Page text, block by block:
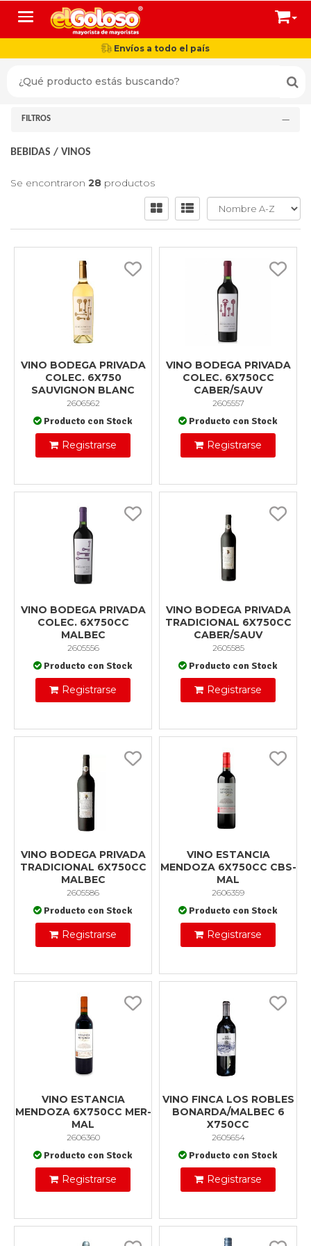
Toggle navigation
Envíos a todo el país
FILTROS
BEBIDAS / VINOS
Se encontraron 28 productos
VINO BODEGA PRIVADA
COLEC. 6X750
SAUVIGNON BLANC
2606562
Producto con Stock
Registrarse
VINO BODEGA PRIVADA
COLEC. 6X750CC
CABER/SAUV
2605557
Producto con Stock
Registrarse
VINO BODEGA PRIVADA
COLEC. 6X750CC
MALBEC
2605556
Producto con Stock
Registrarse
VINO BODEGA PRIVADA
TRADICIONAL 6X750CC
CABER/SAUV
2605585
Producto con Stock
Registrarse
VINO BODEGA PRIVADA
TRADICIONAL 6X750CC
MALBEC
2605586
Producto con Stock
Registrarse
VINO ESTANCIA
MENDOZA 6X750CC CBS-
MAL
2606359
Producto con Stock
Registrarse
VINO ESTANCIA
MENDOZA 6X750CC MER-
MAL
2606360
Producto con Stock
Registrarse
VINO FINCA LOS ROBLES
BONARDA/MALBEC 6
X750CC
2605654
Producto con Stock
Registrarse